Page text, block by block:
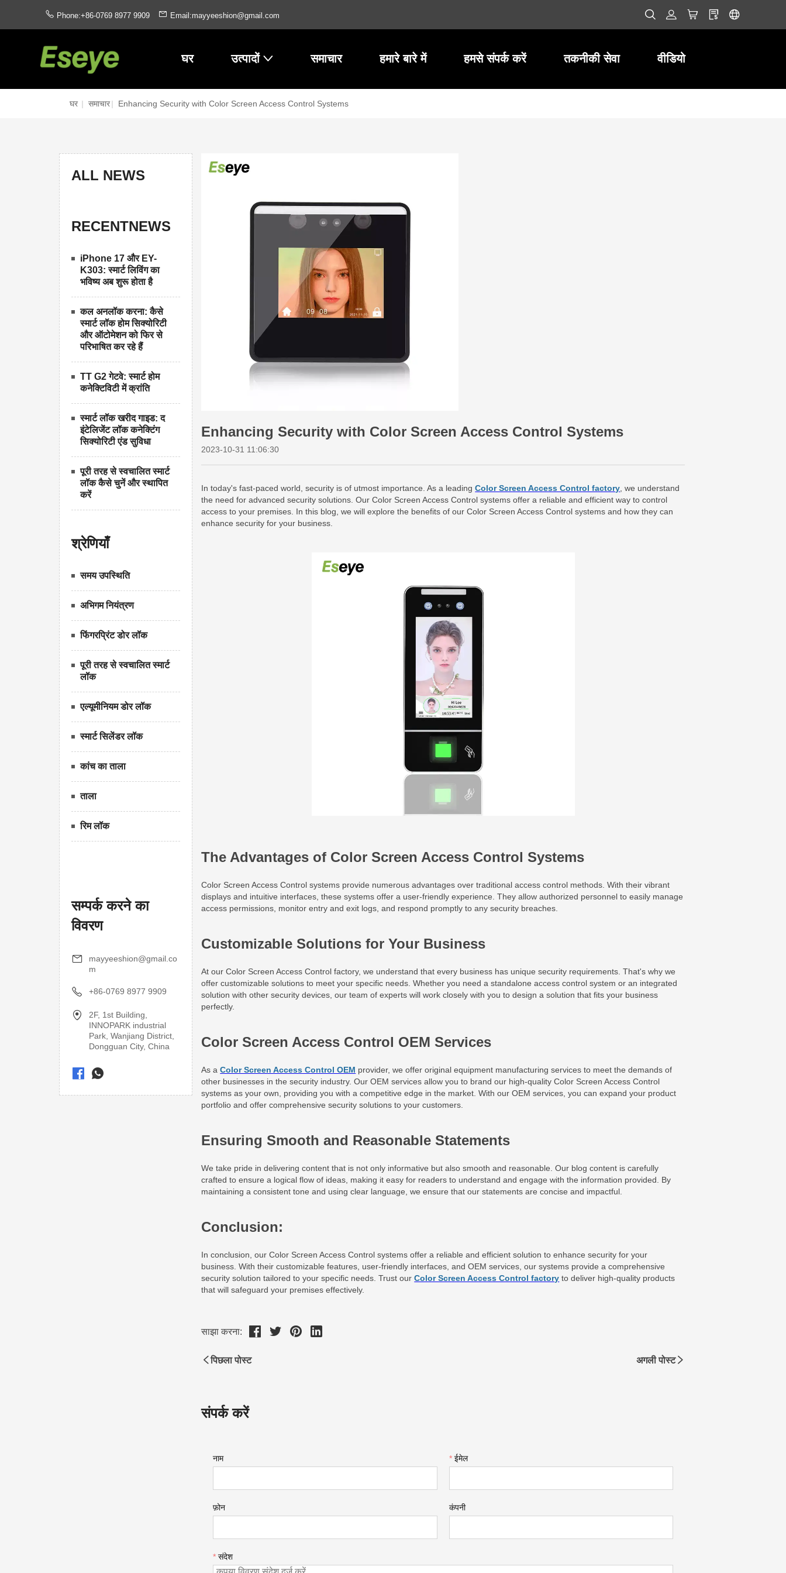
Phone:+86-0769 8977 9909 Email:mayyeeshion@gmail.com
घर उत्पादों समाचार हमारे बारे में हमसे संपर्क करें तकनीकी सेवा वीडियो
घर | समाचार | Enhancing Security with Color Screen Access Control Systems
ALL NEWS
RECENTNEWS
iPhone 17 और EY-
K303: स्मार्ट लिविंग का
भविष्य अब शुरू होता है
कल अनलॉक करना: कैसे
स्मार्ट लॉक होम सिक्योरिटी
और ऑटोमेशन को फिर से
परिभाषित कर रहे हैं
TT G2 गेटवे: स्मार्ट होम
कनेक्टिविटी में क्रांति
स्मार्ट लॉक खरीद गाइड: द
इंटेलिजेंट लॉक कनेक्टिंग
सिक्योरिटी एंड सुविधा
पूरी तरह से स्वचालित स्मार्ट
लॉक कैसे चुनें और स्थापित
करें
श्रेणियाँ
समय उपस्थिति
अभिगम नियंत्रण
फिंगरप्रिंट डोर लॉक
पूरी तरह से स्वचालित स्मार्ट
लॉक
एल्यूमीनियम डोर लॉक
स्मार्ट सिलेंडर लॉक
कांच का ताला
ताला
रिम लॉक
सम्पर्क करने का
विवरण
mayyeeshion@gmail.co
m
+86-0769 8977 9909
2F, 1st Building,
INNOPARK industrial
Park, Wanjiang District,
Dongguan City, China
Enhancing Security with Color Screen Access Control Systems
2023-10-31 11:06:30
साझा करना:
पिछला पोस्ट अगली पोस्ट
संपर्क करें
नाम * ईमेल
फ़ोन कंपनी
* संदेश